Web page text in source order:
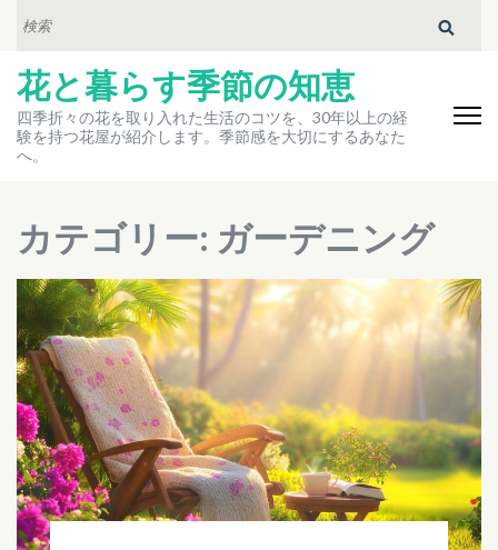
(Enter
す)
花と暮らす季節の知恵
四季折々の花を取り入れた生活のコツを、30年以上の経
験を持つ花屋が紹介します。季節感を大切にするあなた
へ。
カテゴリー: ガーデニング